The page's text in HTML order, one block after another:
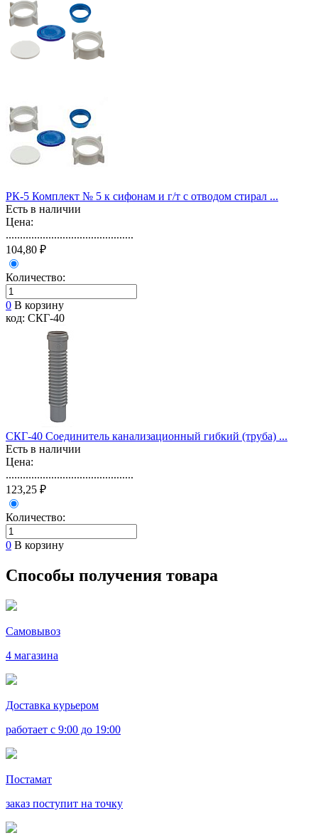
РК-5 Комплект № 5 к сифонам и г/т с отводом стирал ...
Есть в наличии
Цена:
.............................................
104,80 ₽
Количество:
0 В корзину
код: СКГ-40
СКГ-40 Соединитель канализационный гибкий (труба) ...
Есть в наличии
Цена:
.............................................
123,25 ₽
Количество:
0 В корзину
Способы получения товара
Самовывоз
4 магазина
Доставка курьером
работает с 9:00 до 19:00
Постамат
заказ поступит на точку